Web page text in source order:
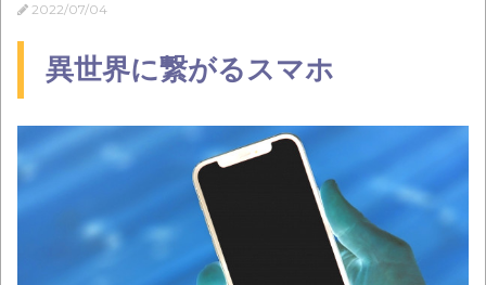
2022/07/04
異世界に繋がるスマホ